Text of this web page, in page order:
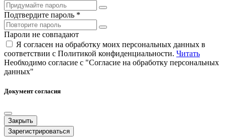
Подтвердите пароль *
Пароли не совпадают
Я согласен на обработку моих персональных данных в
соответствии с Политикой конфиденциальности. Читать
Необходимо согласие с "Согласие на обработку персональных
данных"
Документ согласия
Закрыть
Зарегистрироваться